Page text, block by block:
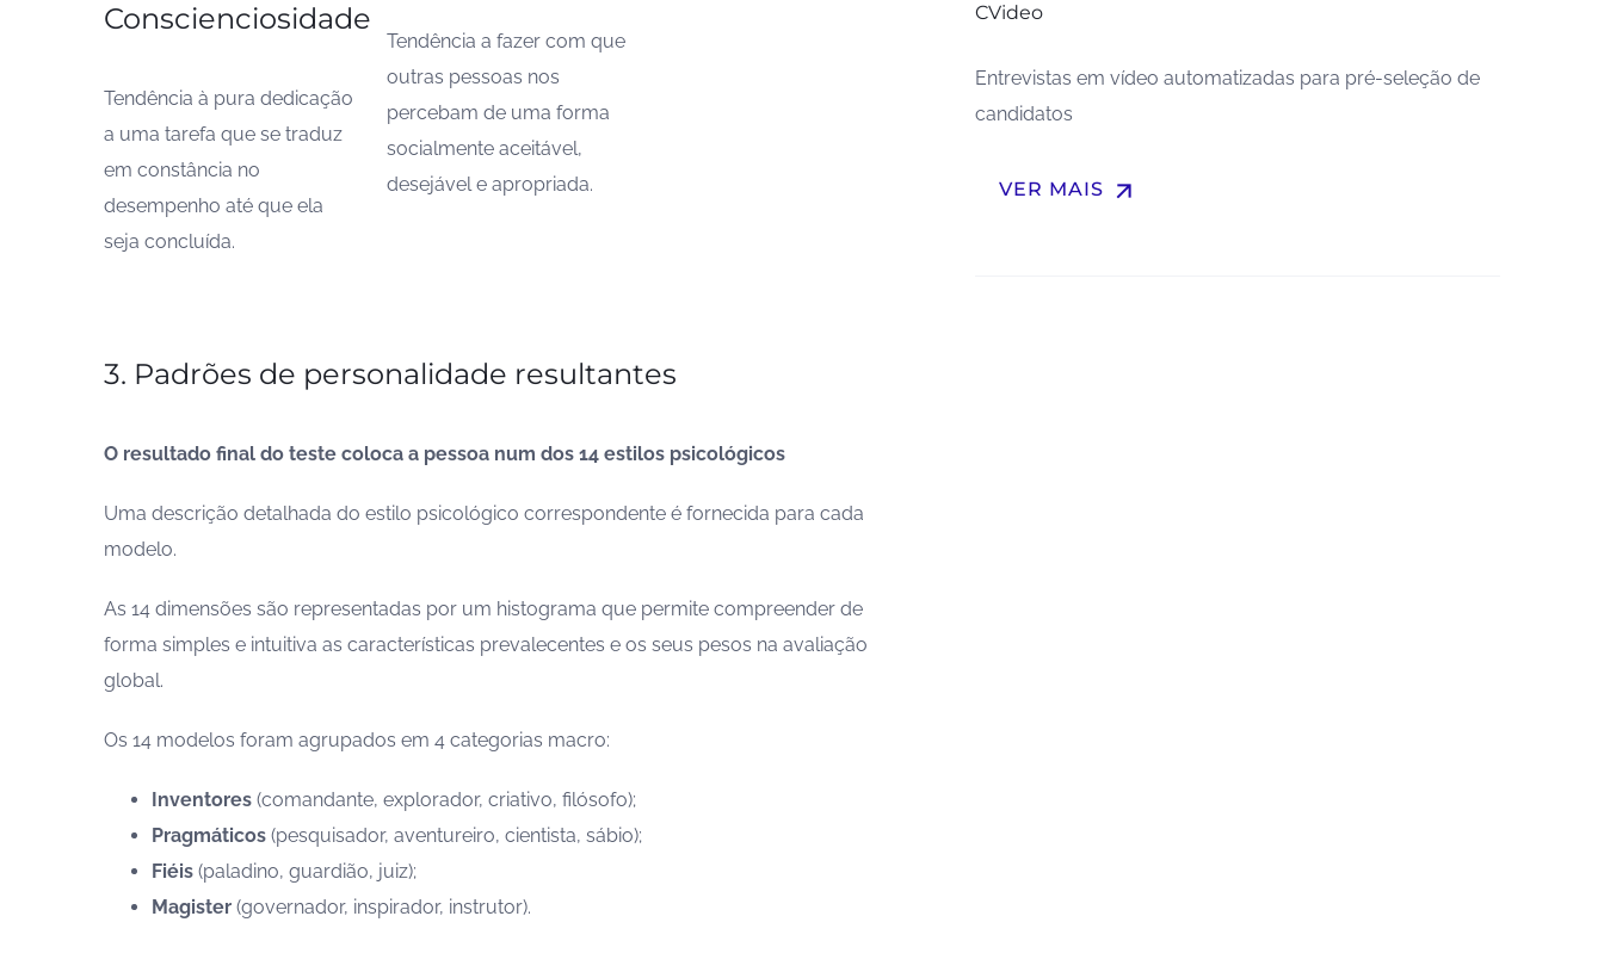
Conscienciosidade
Tendência à pura dedicação
a uma tarefa que se traduz
em constância no
desempenho até que ela
seja concluída.
Tendência a fazer com que
outras pessoas nos
percebam de uma forma
socialmente aceitável,
desejável e apropriada.
3. Padrões de personalidade resultantes
O resultado final do teste coloca a pessoa num dos 14 estilos psicológicos
Uma descrição detalhada do estilo psicológico correspondente é fornecida para cada
modelo.
As 14 dimensões são representadas por um histograma que permite compreender de
forma simples e intuitiva as características prevalecentes e os seus pesos na avaliação
global.
Os 14 modelos foram agrupados em 4 categorias macro:
Inventores(comandante, explorador, criativo, filósofo);
Pragmáticos(pesquisador, aventureiro, cientista, sábio);
Fiéis(paladino, guardião, juiz);
Magister(governador, inspirador, instrutor).
CVideo
Entrevistas em vídeo automatizadas para pré-seleção de
candidatos
VER MAIS arrow_upward